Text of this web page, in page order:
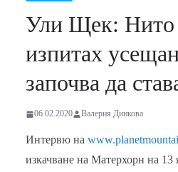
Ули Щек: Нито
изпитах
започва да
06.02.2020 Валерия Динкова
Интервю на
изкачване на Матерхорн на 13